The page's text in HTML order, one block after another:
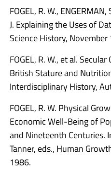
FOGEL, R. W., ENGERMAN,
J. Explaining the Uses of
Science History, November
FOGEL, R. W., et al.
British Stature and
Interdisciplinary History,
FOGEL, R. W. Physical
Economic Well-Being of
and Nineteenth Centuries.
Tanner, eds., Human
1986.